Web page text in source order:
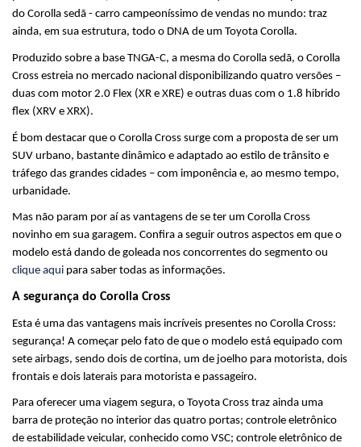
do Corolla sedã - carro campeoníssimo de vendas no mundo: traz
ainda, em sua estrutura, todo o DNA de um Toyota Corolla.
Produzido sobre a base TNGA-C, a mesma do Corolla sedã, o Corolla
Cross estreia no mercado nacional disponibilizando quatro versões –
duas com motor 2.0 Flex (XR e XRE) e outras duas com o 1.8 hibrido
flex (XRV e XRX).
É bom destacar que o Corolla Cross surge com a proposta de ser um
SUV urbano, bastante dinâmico e adaptado ao estilo de trânsito e
tráfego das grandes cidades – com imponência e, ao mesmo tempo,
urbanidade.
Mas não param por aí as vantagens de se ter um Corolla Cross
novinho em sua garagem. Confira a seguir outros aspectos em que o
clique aqui para saber todas as informações.
A segurança do Corolla Cross
Esta é uma das vantagens mais incríveis presentes no Corolla Cross:
segurança! A começar pelo fato de que o modelo está equipado com
sete airbags, sendo dois de cortina, um de joelho para motorista, dois
frontais e dois laterais para motorista e passageiro.
Para oferecer uma viagem segura, o Toyota Cross traz ainda uma
barra de proteção no interior das quatro portas; controle eletrônico
de estabilidade veicular, conhecido como VSC; controle eletrônico de